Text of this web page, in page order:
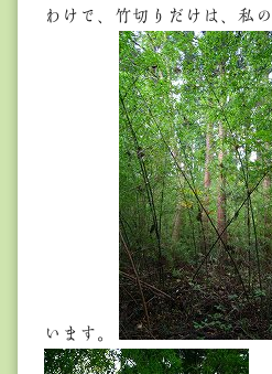
わけで、竹切りだけは、私
います。